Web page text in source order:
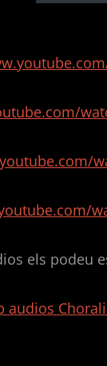
els podeu
audios